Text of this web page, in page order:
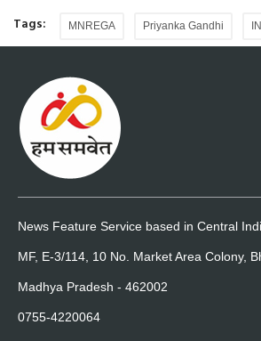
Tags: MNREGA Priyanka Gandhi
News Feature Service based in Central
MF, E-3/114, 10 No. Market Area Colony,
Madhya Pradesh - 462002
0755-4220064